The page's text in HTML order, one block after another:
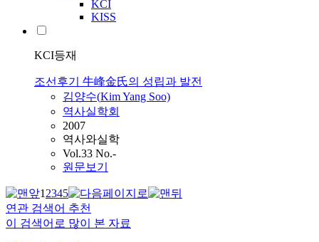
KCI
KISS
KCI등재
조선후기 牛峰金氏의 성립과 발전
김양수(KimYang Soo)
역사실학회
2007
역사와실학
Vol.33 No.-
원문보기
12345
연관 검색어 추천
이 검색어로 많이 본 자료